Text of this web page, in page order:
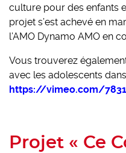
culture pour des enfants
projet s’est achevé en
l’AMO Dynamo AMO en
Vous trouverez
avec les adolescents
https://vimeo.com/
Projet « Ce